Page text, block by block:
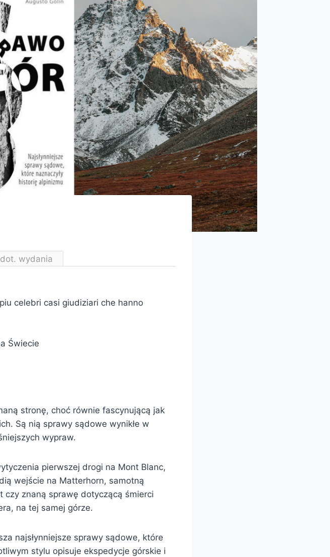
wydania
celebri casi giudiziari che hanno
Świecie
stronę, choć równie fascynującą jak
Są nią sprawy sądowe wynikłe w
wypraw.
pierwszej drogi na Mont Blanc,
wejście na Matterhorn, samotną
czy znaną sprawę dotyczącą śmierci
na tej samej górze.
najsłynniejsze sprawy sądowe, które
stylu opisuje ekspedycje górskie i